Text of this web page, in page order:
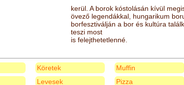
kerül. A borok kóstolásán kívül
övező legendákkal, hungarikum
borfesztiválján a bor és kultúra
teszi most
is felejthetetlenné.
Köretek
Levesek
Muffin
Pizza